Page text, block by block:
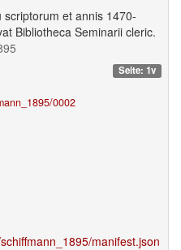
et annis 1470-
Bibliotheca Seminarii cleric.
Seite: 1v
0002
manifest.json